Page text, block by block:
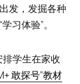
发，发掘各种
习体验”。
学生在家收
敢探号”教材